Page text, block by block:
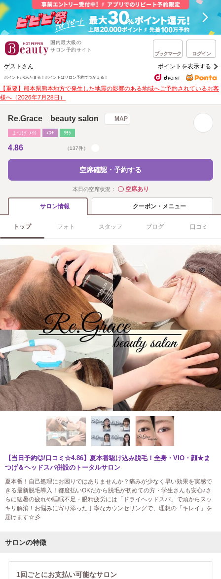
国内最大級の
サロン予約サイト
ブックマーク ログイン
ゲストさん ポイントを表示する
ポイントが1%たまる！ ポイントはサロン予約でつかえる！
【重要】熊本県熊本地方で発生した地震の影響のある地域へご予約されているお客
様へ（2026年7月28日）
Re.Grace beauty salon MAP
まつげ･ﾒｲｸ ｴｽﾃ ﾘﾗｸ
4.86 （137件）
空席確認・予約する
本日の空席状況： ◯空席あり
サロン情報 クーポン・メニュー
トップ フォト スタッフ ブログ 口コミ
【当日予約◎/口コミ☆4.86】夏本番駆け込み脱毛！全身・VIO・顔★ま
つげ＆ヘッドスパ併設のトータルサロン
夏本番！自己処理にお困りではありませんか？痛みが少なく早い効果を実感で
きる最新脱毛導入！都度払いOKだから脱毛が初めての方・学生さんも安心♪さ
らに猛暑の疲れや睡眠不足・眼精疲労には「ドライヘッドスパ」で頭からスッ
キリ解消！お悩みに寄り添った丁寧なカウンセリングで、理想の「キレイ」を
届けます☆彡
サロンの特徴
1回ごとにお支払い可能なサロン